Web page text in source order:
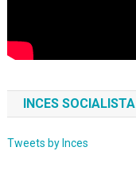
INCES SOCIALISTA
Tweets by Inces